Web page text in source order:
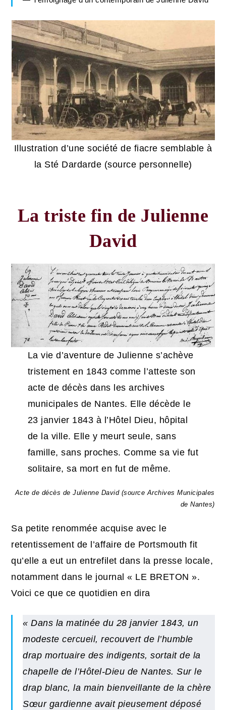
Illustration d’une société de fiacre semblable à
la Sté Dardarde (source personnelle)
La triste fin de Julienne
David
La vie d’aventure de Julienne s’achève
tristement en 1843 comme l’atteste son
acte de décès dans les archives
municipales de Nantes. Elle décède le
23 janvier 1843 à l’Hôtel Dieu, hôpital
de la ville. Elle y meurt seule, sans
famille, sans proches. Comme sa vie fut
solitaire, sa mort en fut de même.
Acte de décès de Julienne David (source Archives Municipales
de Nantes)
Sa petite renommée acquise avec le
retentissement de l’affaire de Portsmouth fit
qu’elle a eut un entrefilet dans la presse locale,
notamment dans le journal « LE BRETON ».
Voici ce que ce quotidien en dira
« Dans la matinée du 28 janvier 1843, un
modeste cercueil, recouvert de l’humble
drap mortuaire des indigents, sortait de la
chapelle de l’Hôtel-Dieu de Nantes. Sur le
drap blanc, la main bienveillante de la chère
Sœur gardienne avait pieusement déposé